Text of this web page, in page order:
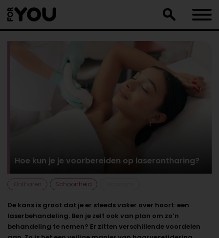
naar
artikel
Hoe kun je je voorbereiden op laserontharing?
Ontharen Schoonheid
De kans is groot dat je er steeds vaker over hoort: een
laserbehandeling. Ben je zelf ook van plan om zo’n
behandeling te nemen? Er zitten verschillende voordelen